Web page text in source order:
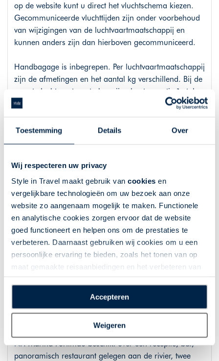
Toestemming Details Over
Wij respecteren uw privacy
Style in Travel maakt gebruik van cookies en
vergelijkbare technologieën om uw bezoek aan onze
website zo aangenaam mogelijk te maken. Functionele
en analytische cookies zorgen ervoor dat de website
goed functioneert en helpen ons om de prestaties te
verbeteren. Daarnaast gebruiken wij cookies om u een
persoonlijke ervaring te bieden, zoals het tonen van op
maat gemaakte reisaanbiedingen en het verbeteren van
plaatsen van alle hierboven beschreven cookies en
technologieën, waarmee persoonlijke gegevens kunnen
worden verzameld. Indien u kiest voor “Weigeren”
plaatsen wij enkel functionele cookies, en zal er geen
sprake zijn van gepersonaliseerde content.
Accepteren
Weigeren
op de website kunt u direct het vluchtschema kiezen.
Gecommuniceerde vluchttijden zijn onder voorbehoud
van wijzigingen van de luchtvaartmaatschappij en
kunnen anders zijn dan hierboven gecommuniceerd.
Handbagage is inbegrepen. Per luchtvaartmaatschappij
zijn de afmetingen en het aantal kg verschillend. Bij de
meeste luchtvaartmaatschappijen kunt u gratis 1 stuk
handbagage meenemen met een afmeting van
meenemen van overige (ruim)bagage worden over het
reisdatum, boekingsklasse en of een combinatie van dit
alles. Iedere luchtvaartmaatschappij hanteert andere
voorwaarden voor check-in en bagage. Wij raden u
daarom aan om vooraf, via de officiële website van de
luchtvaartmaatschappij, na te gaan of het verplicht is
om online in te checken, vanaf wanneer u online kunt
inchecken en wat de exacte regels voor hand- en
ruimbagage zijn.
Hotels
NH Marina Portimão
NH Marina Portimao beschikt over een receptie, bar,
panoramisch restaurant gelegen aan de rivier, twee